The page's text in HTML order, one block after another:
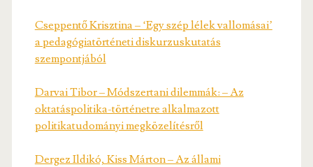
Cseppentő Krisztina – ‘Egy szép lélek vallomásai’
a pedagógiatörténeti diskurzuskutatás
szempontjából
Darvai Tibor – Módszertani dilemmák: – Az
oktatáspolitika-történetre alkalmazott
politikatudományi megközelítésről
Dergez Ildikó, Kiss Márton – Az állami